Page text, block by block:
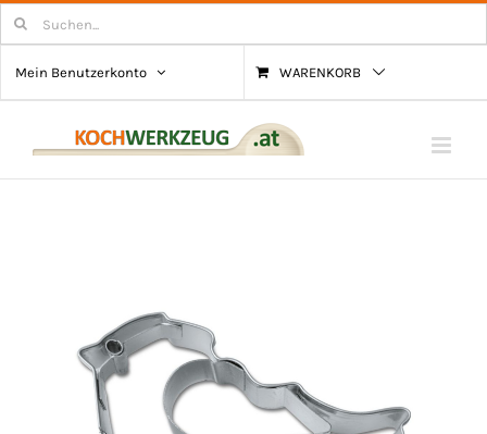
Zum
Inhalt
springen
Suchen
nach:
Mein Benutzerkonto
WARENKORB